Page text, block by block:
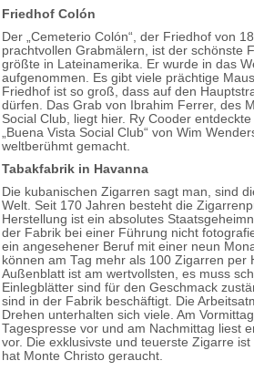
Friedhof Colón
Der „Cemeterio Colón“, der Friedhof von
prachtvollen Grabmälern, ist der schönste
größte in Lateinamerika. Er wurde in das
aufgenommen. Es gibt viele prächtige
Friedhof ist so groß, dass auf den
dürfen. Das Grab von Ibrahim Ferrer, des
Social Club, liegt hier. Ry Cooder
„Buena Vista Social Club“ von Wim
weltberühmt gemacht.
Tabakfabrik in Havanna
Die kubanischen Zigarren sagt man, sind
Welt. Seit 170 Jahren besteht die
Herstellung ist ein absolutes
der Fabrik bei einer Führung nicht
ein angesehener Beruf mit einer neun
können am Tag mehr als 100 Zigarren per
Außenblatt ist am wertvollsten, es muss
Einlegblätter sind für den Geschmack
sind in der Fabrik beschäftigt. Die
Drehen unterhalten sich viele. Am
Tagespresse vor und am Nachmittag liest
vor. Die exklusivste und teuerste Zigarre
hat Monte Christo geraucht.